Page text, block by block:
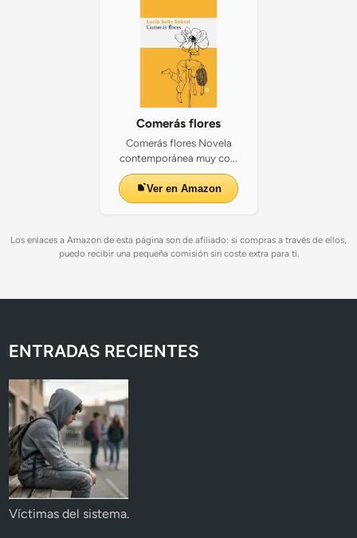
Comerás flores
Comerás flores Novela
contemporánea muy co...
Ver en Amazon
Los enlaces a Amazon de esta página son de afiliado: si compras a través de ellos,
puedo recibir una pequeña comisión sin coste extra para ti.
ENTRADAS RECIENTES
Víctimas del sistema.